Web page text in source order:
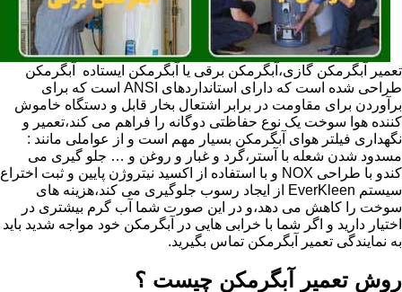
تعمیر آبگرمکن گازی،آبگرمکن برقی یا آبگرمکن ایستاده ​ آبگرمکن
طراحی شده است که دارای استانداردهای ANSI است که برای
برآوردن برای مقاومت در برابر اشتعال بخار قابل و دستگاه خاموش
کننده هوا سوخت یک نوع حفاظتی دوگانه را فراهم می کند،تعمیر و
نگهداری فیلتر هوای آبگرمکن بسیار مهم است و از عواملی مانند :
مسدود شدن شعله با آستر،گرد و غبار و روغن و … جلو گیری می
کندو با طراحی NOX و با استفاده از اکسید نیتروژن پایین و ثبت اختراع
سیستم EverKleen از ایجاد رسوب جلوگیری می کند،هزینه های
سوخت را کاهش می دهد،و در این صورت شما آب گرم بیشتری در
اختیار دارید و اگر شما با خرابی هایی در آبگرمکن خود مواجه شدید باید
به نمایندگی تعمیر آبگرمکن تماس بگیرید.
روش تعمیر آبگرمکن چیست ؟